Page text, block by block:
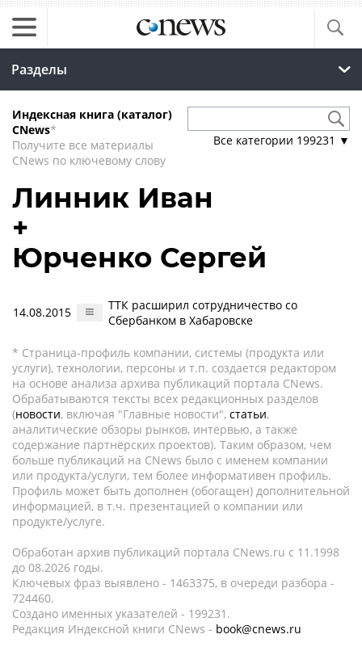
Разделы
Индексная книга (каталог)
CNews*
Получите все материалы
CNews по ключевому слову
Все категории 199231 ▼
Линник Иван
+
Юрченко Сергей
14.08.2015
ТТК расширил сотрудничество со
Сбербанком в Хабаровске
* Страница-профиль компании, системы (продукта или
услуги), технологии, персоны и т.п. создается редактором
на основе анализа архива публикаций портала CNews.
Обрабатываются тексты всех редакционных разделов
(новости, включая "Главные новости", статьи,
аналитические обзоры рынков, интервью, а также
содержание партнёрских проектов). Таким образом, чем
больше публикаций на CNews было с именем компании
или продукта/услуги, тем более информативен профиль.
Профиль может быть дополнен (обогащен) дополнительной
информацией, в т.ч. презентацией о компании или
продукте/услуге.
Обработан архив публикаций портала CNews.ru c 11.1998
до 08.2026 годы.
Ключевых фраз выявлено - 1463375, в очереди разбора -
724460.
Создано именных указателей - 199231.
Редакция Индексной книги CNews - book@cnews.ru